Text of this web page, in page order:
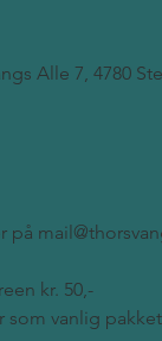
Alle 7, 4780
på
kr. 50,-
vanlig